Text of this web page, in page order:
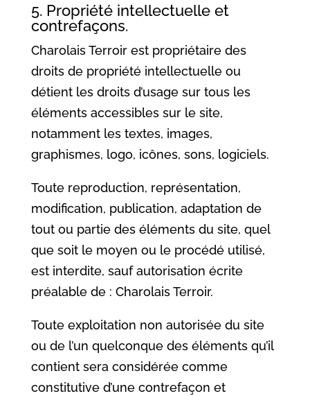
5. Propriété intellectuelle et
contrefaçons.
Charolais Terroir est propriétaire des
droits de propriété intellectuelle ou
détient les droits d’usage sur tous les
éléments accessibles sur le site,
notamment les textes, images,
graphismes, logo, icônes, sons, logiciels.
Toute reproduction, représentation,
modification, publication, adaptation de
tout ou partie des éléments du site, quel
que soit le moyen ou le procédé utilisé,
est interdite, sauf autorisation écrite
préalable de : Charolais Terroir.
Toute exploitation non autorisée du site
ou de l’un quelconque des éléments qu’il
contient sera considérée comme
constitutive d’une contrefaçon et